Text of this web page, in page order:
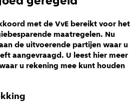
met de VvE bereikt voor het
maatregelen. Nu
de uitvoerende partijen waar u
aangevraagd. U leest hier meer
u rekening mee kunt houden